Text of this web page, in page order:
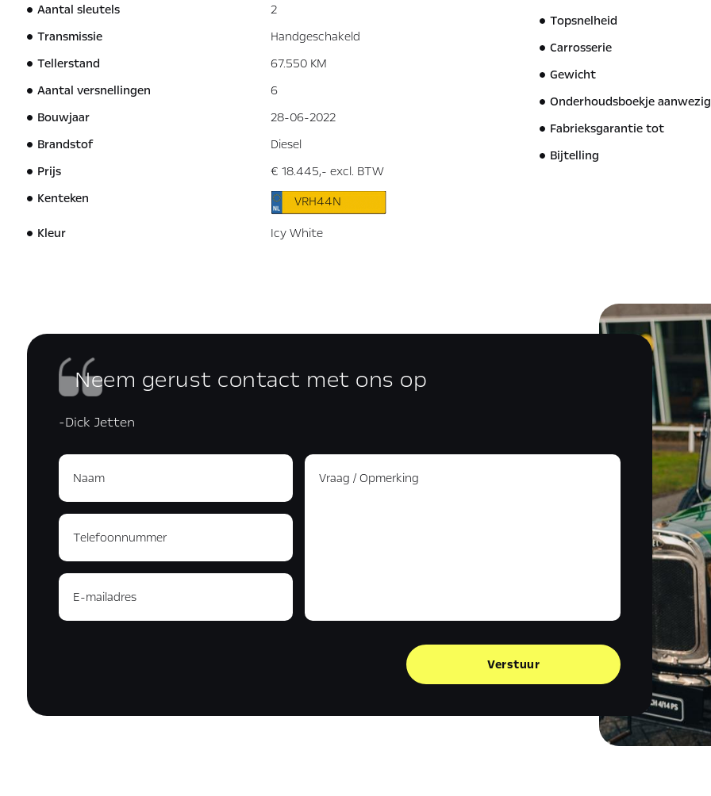
Aantal sleutels
2
Transmissie
Handgeschakeld
Tellerstand
67.550 KM
Aantal versnellingen
6
Bouwjaar
28-06-2022
Brandstof
Diesel
Prijs
€ 18.445,- excl. BTW
Kenteken
VRH44N
Kleur
Icy White
Topsnelheid
Carrosserie
Gewicht
Onderhoudsboekje
Fabrieksgarantie tot
Bijtelling
Neem gerust contact met ons op
-Dick Jetten
Verstuur